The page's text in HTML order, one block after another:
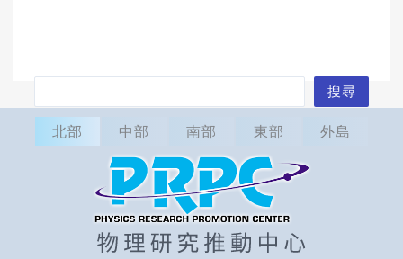
尋
搜尋
北部 中部 南部 東部 外島